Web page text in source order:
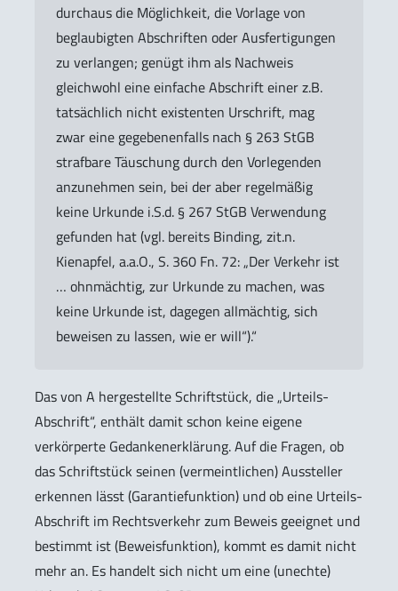
durchaus die Möglichkeit, die Vorlage von
beglaubigten Abschriften oder Ausfertigungen
zu verlangen; genügt ihm als Nachweis
gleichwohl eine einfache Abschrift einer z.B.
tatsächlich nicht existenten Urschrift, mag
zwar eine gegebenenfalls nach § 263 StGB
strafbare Täuschung durch den Vorlegenden
anzunehmen sein, bei der aber regelmäßig
keine Urkunde i.S.d. § 267 StGB Verwendung
gefunden hat (vgl. bereits Binding, zit.n.
Kienapfel, a.a.O., S. 360 Fn. 72: „Der Verkehr ist
… ohnmächtig, zur Urkunde zu machen, was
keine Urkunde ist, dagegen allmächtig, sich
beweisen zu lassen, wieer will“).“
Das von A hergestellte Schriftstück, die „Urteils-
Abschrift“, enthält damit schon keine eigene
verkörperte Gedankenerklärung. Auf die Fragen, ob
das Schriftstück seinen (vermeintlichen) Aussteller
erkennen lässt (Garantiefunktion) und ob eine Urteils-
Abschrift im Rechtsverkehr zum Beweis geeignet und
bestimmt ist (Beweisfunktion), kommt es damit nicht
mehr an. Es handelt sich nicht um eine (unechte)